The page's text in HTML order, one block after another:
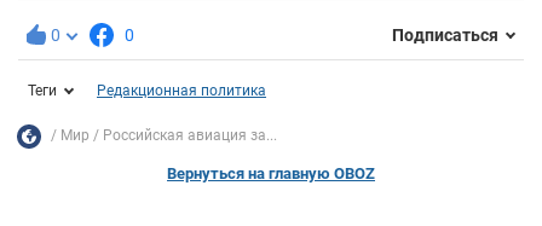
0 0 Подписаться
Теги Редакционная политика
Мир Российская авиация за...
Вернуться на главную OBOZ